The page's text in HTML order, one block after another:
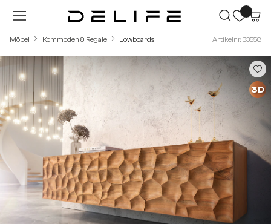
Zum Hauptinhalt springen
Möbel Kommoden & Regale Lowboards Artikelnr.: 33558
Bildergalerie überspringen
3D